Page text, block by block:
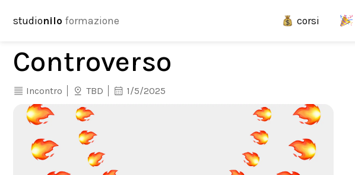
studionilo formazione corsi
Controverso
Incontro TBD 1/5/2025